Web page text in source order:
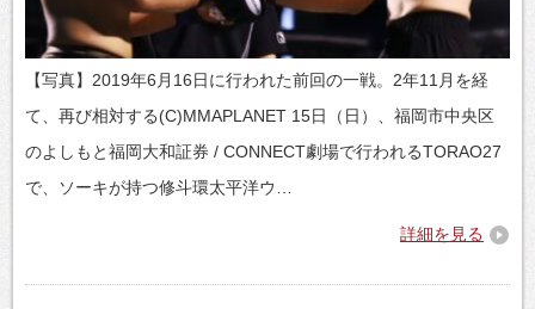
【写真】2019年6月16日に行われた前回の一戦。2年11月を経
て、再び相対する(C)MMAPLANET 15日（日）、福岡市中央区
のよしもと福岡大和証券 / CONNECT劇場で行われるTORAO27
で、ソーキが持つ修斗環太平洋ウ…
詳細を見る